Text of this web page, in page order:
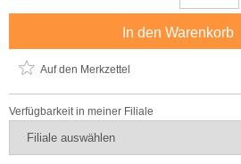
In den Warenkorb
Auf den Merkzettel
Verfügbarkeit in meiner Filiale